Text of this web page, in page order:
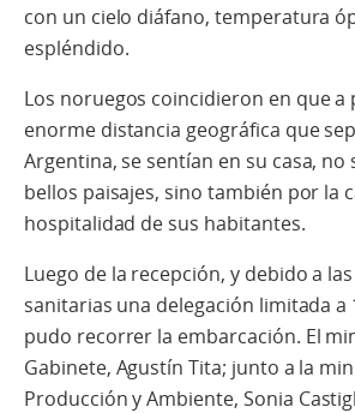
con un cielo diáfano, temperatura
espléndido.
Los noruegos coincidieron en que a
enorme distancia geográfica que
Argentina, se sentían en su casa, no
bellos paisajes, sino también por la
hospitalidad de sus habitantes.
Luego de la recepción, y debido a
sanitarias una delegación limitada a
pudo recorrer la embarcación. El
Gabinete, Agustín Tita; junto a la
Producción y Ambiente, Sonia